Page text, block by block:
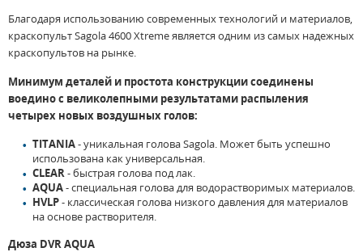
Благодаря использованию современных технологий и материалов,
краскопульт Sagola 4600 Xtreme является одним из самых надежных
краскопультов на рынке.
Минимум деталей и простота конструкции соединены
воедино с великолепными результатами распыления
четырех новых воздушных голов:
TITANIA- уникальная голова Sagola. Может быть успешно
использована как универсальная.
CLEAR- быстрая голова под лак.
AQUA- специальная голова для водорастворимых материалов.
HVLP- классическая голова низкого давления для материалов
на основе растворителя.
Дюза DVR AQUA